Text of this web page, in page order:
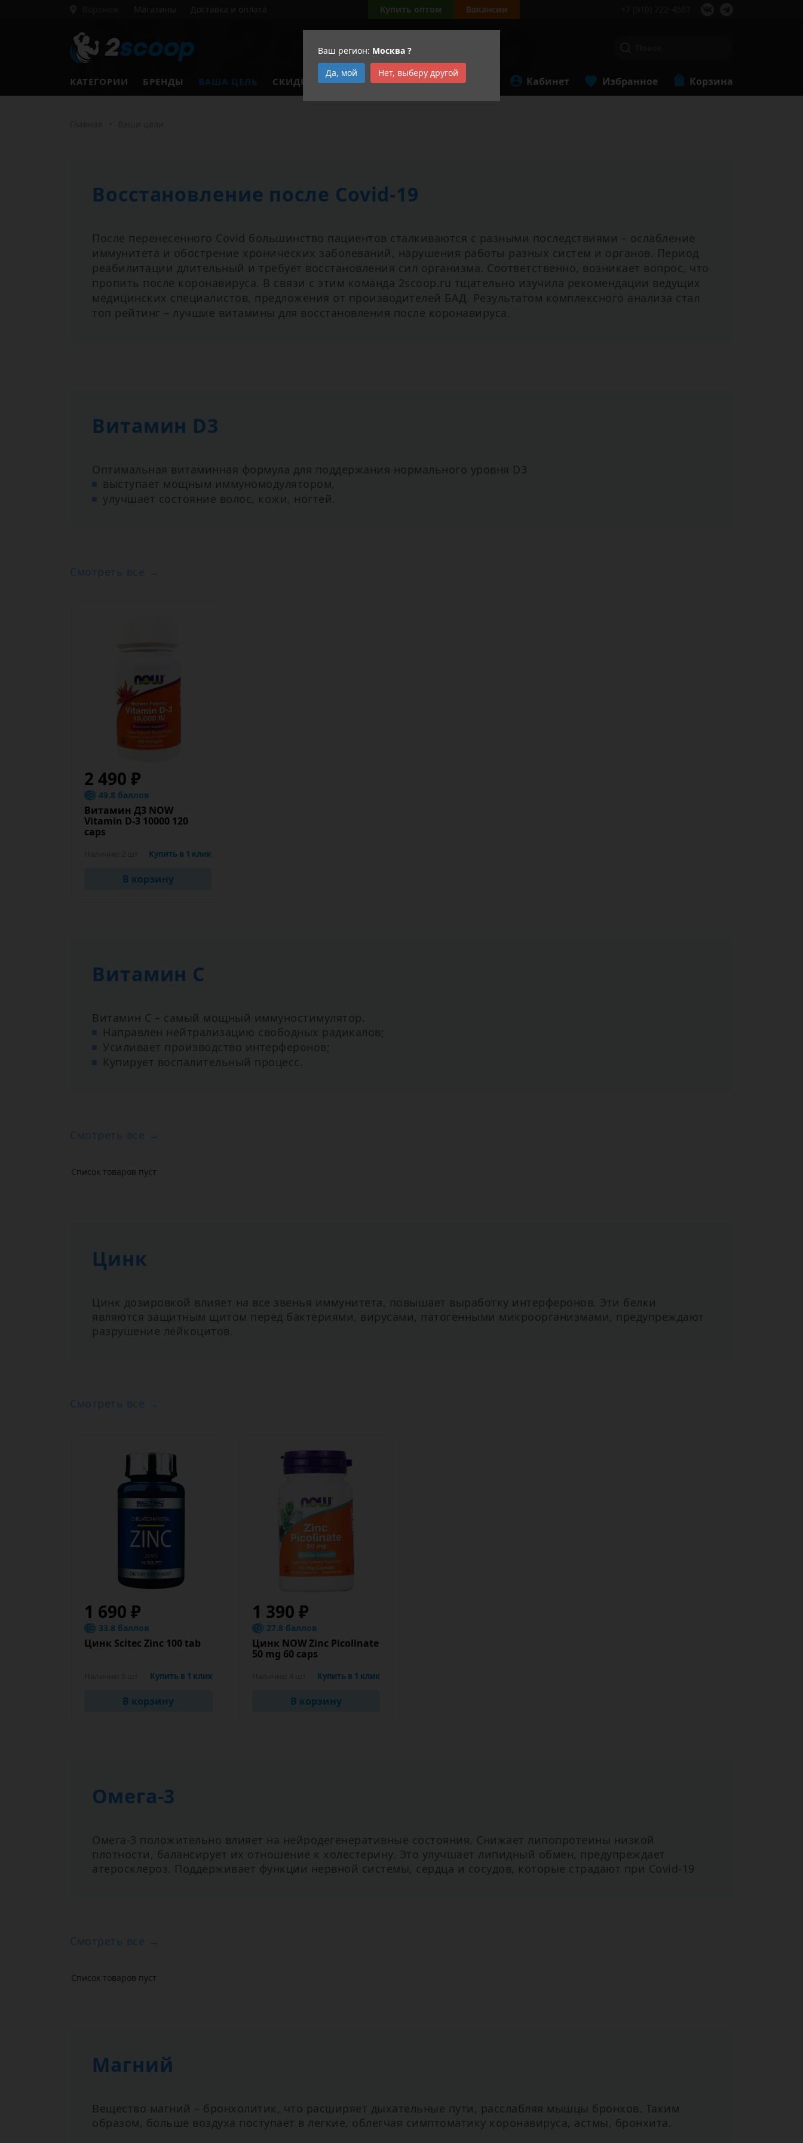
Ваш регион: Москва ?
Да, мой
Нет, выберу другой
Магазины Доставка и оплата Купить оптом Вакансии
КАТЕГОРИИ БРЕНДЫ ВАША ЦЕЛЬ СКИДКИ АКЦИИ Кабинет Избранное Корзина
Восстановление после Covid-19
После перенесенного Covid большинство пациентов сталкиваются с разными последствиями – ослабление
иммунитета и обострение хронических заболеваний, нарушения работы разных систем и органов. Период
реабилитации длительный и требует восстановления сил организма. Соответственно, возникает вопрос, что
пропить после коронавируса. В связи с этим команда 2scoop.ru тщательно изучила рекомендации ведущих
медицинских специалистов, предложения от производителей БАД. Результатом комплексного анализа стал
топ рейтинг – лучшие витамины для восстановления после коронавируса.
Витамин D3
Оптимальная витаминная формула для поддержания нормального уровня D3
выступает мощным иммуномодулятором,
улучшает состояние волос, кожи, ногтей.
Смотреть все →
2 490 ₽
49.8 баллов
Витамин Д3 NOW
Vitamin D-3 10000 120
caps
Купить в 1 клик
В корзину
Витамин С
Витамин С – самый мощный иммуностимулятор.
Направлен нейтрализацию свободных радикалов;
Усиливает производство интерферонов;
Купирует воспалительный процесс.
Смотреть все →
Список товаров пуст
Цинк
Цинк дозировкой влияет на все звенья иммунитета, повышает выработку интерферонов. Эти белки
являются защитным щитом перед бактериями, вирусами, патогенными микроорганизмами, предупреждают
разрушение лейкоцитов.
Смотреть все →
1 690 ₽
33.8 баллов
Цинк Scitec Zinс 100 tab
Купить в 1 клик
В корзину
1 390 ₽
27.8 баллов
Цинк NOW Zinc Picolinate
50 mg 60 caps
Купить в 1 клик
В корзину
Омега-3
Омега-3 положительно влияет на нейродегенеративные состояния. Снижает липопротеины низкой
плотности, балансирует их отношение к холестерину. Это улучшает липидный обмен, предупреждает
атеросклероз. Поддерживает функции нервной системы, сердца и сосудов, которые страдают при Covid-19
Смотреть все →
Список товаров пуст
Магний
Вещество магний – бронхолитик, что расширяет дыхательные пути, расслабляя мышцы бронхов. Таким
образом, больше воздуха поступает в легкие, облегчая симптоматику коронавируса, астмы, бронхита.